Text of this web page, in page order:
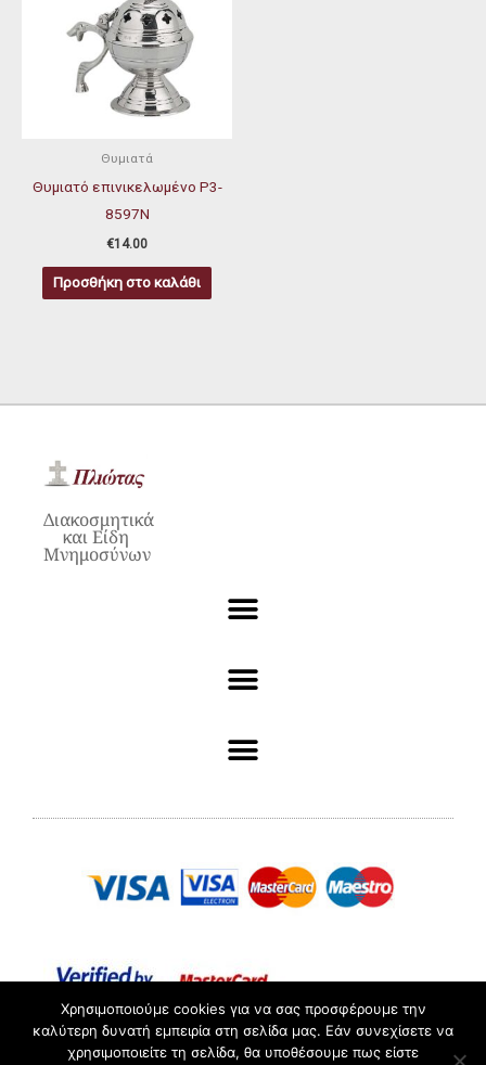
Θυμιατά
Θυμιατό επινικελωμένο P3-
8597Ν
€14.00
Προσθήκη στο καλάθι
Διακοσμητικά
και Είδη
Μνημοσύνων
ΑΡ. ΓΕΜΗ :098361503000 //© 2022 Pliotas // All rights
Χρησιμοποιούμε cookies για να σας προσφέρουμε την
καλύτερη δυνατή εμπειρία στη σελίδα μας. Εάν συνεχίσετε να
χρησιμοποιείτε τη σελίδα, θα υποθέσουμε πως είστε